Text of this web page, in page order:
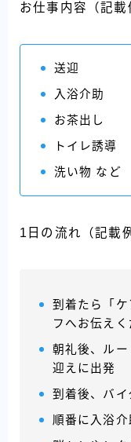
お仕事内容（記載
送迎
入浴介助
お茶出し
トイレ誘導
洗い物 など
1日の流れ（記載
到着たら「
フへお伝えく
朝礼後、ル
迎えに出発
到着後、バ
順番に入浴介